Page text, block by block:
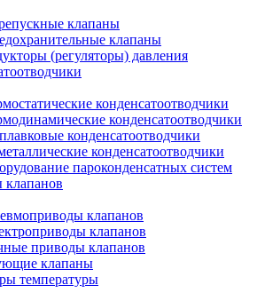
клапаны
клапаны
(регуляторы) давления
конденсатоотводчики
конденсатоотводчики
конденсатоотводчики
конденсатоотводчики
пароконденсатных систем
клапанов
клапанов
приводы клапанов
клапаны
температуры